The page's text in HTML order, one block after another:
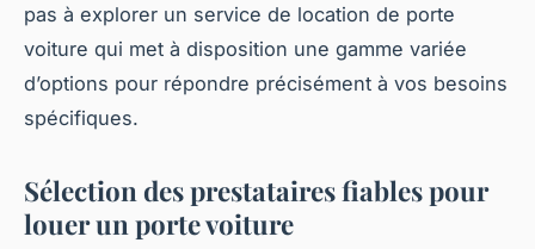
pas à explorer un service de location de porte
voiture qui met à disposition une gamme variée
d’options pour répondre précisément à vos besoins
spécifiques.
Sélection des prestataires fiables pour
louer un porte voiture